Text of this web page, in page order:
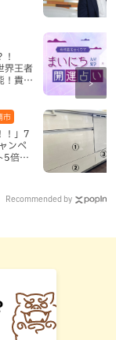
界王者
！貴重
！」7
ンペ
5倍・
市
Recommended by